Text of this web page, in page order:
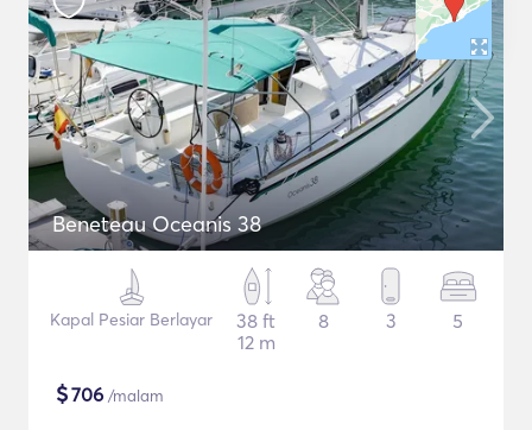
Beneteau Oceanis 38
Kapal Pesiar Berlayar
38 ft
12 m
8 3 5
$706 /malam